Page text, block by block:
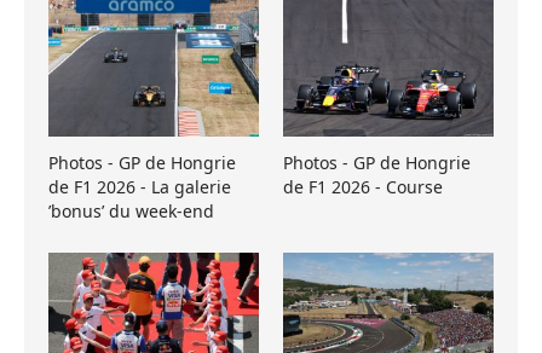
Photos - GP de Hongrie
de F1 2026 - La galerie
’bonus’ du week-end
Photos - GP de Hongrie
de F1 2026 - Course